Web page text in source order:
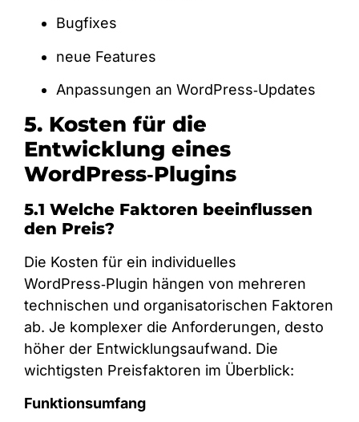
Bugfixes
neue Features
Anpassungen an WordPress‑Updates
5. Kosten für die
Entwicklung eines
WordPress‑Plugins
5.1 Welche Faktoren beeinflussen
den Preis?
Die Kosten für ein individuelles
WordPress‑Plugin hängen von mehreren
technischen und organisatorischen Faktoren
ab. Je komplexer die Anforderungen, desto
höher der Entwicklungsaufwand. Die
wichtigsten Preisfaktoren im Überblick:
Funktionsumfang